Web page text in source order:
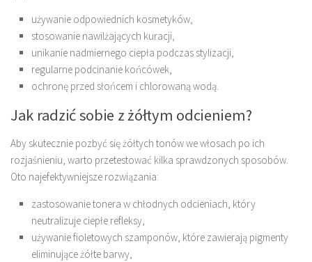
używanie odpowiednich kosmetyków,
stosowanie nawilżających kuracji,
unikanie nadmiernego ciepła podczas stylizacji,
regularne podcinanie końcówek,
ochronę przed słońcem i chlorowaną wodą.
Jak radzić sobie z żółtym odcieniem?
Aby skutecznie pozbyć się żółtych tonów we włosach po ich
rozjaśnieniu, warto przetestować kilka sprawdzonych sposobów.
Oto najefektywniejsze rozwiązania:
zastosowanie tonera w chłodnych odcieniach, który
neutralizuje ciepłe refleksy,
używanie fioletowych szamponów, które zawierają pigmenty
eliminujące żółte barwy,